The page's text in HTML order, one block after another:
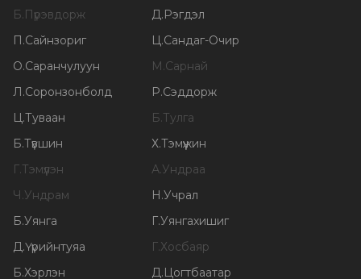
Б.Пүрэвдорж Д.Рэгдэл
П.Сайнзориг Ц.Сандаг-Очир
О.Саранчулуун М.Сарнай
Л.Соронзонболд Р.Сэддорж
Ц.Туваан Б.Тулга
Б.Түвшин Х.Тэмүүжин
Г.Тэмүүлэн А.Ундраа
Ч.Ундрам Н.Учрал
Б.Уянга Г.Уянгахишиг
Д.Үүрийнтуяа Г.Хосбаяр
Б.Хэрлэн Д.Цогтбаатар